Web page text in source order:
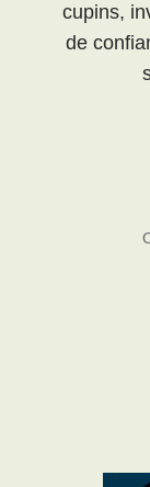
cupins,
de